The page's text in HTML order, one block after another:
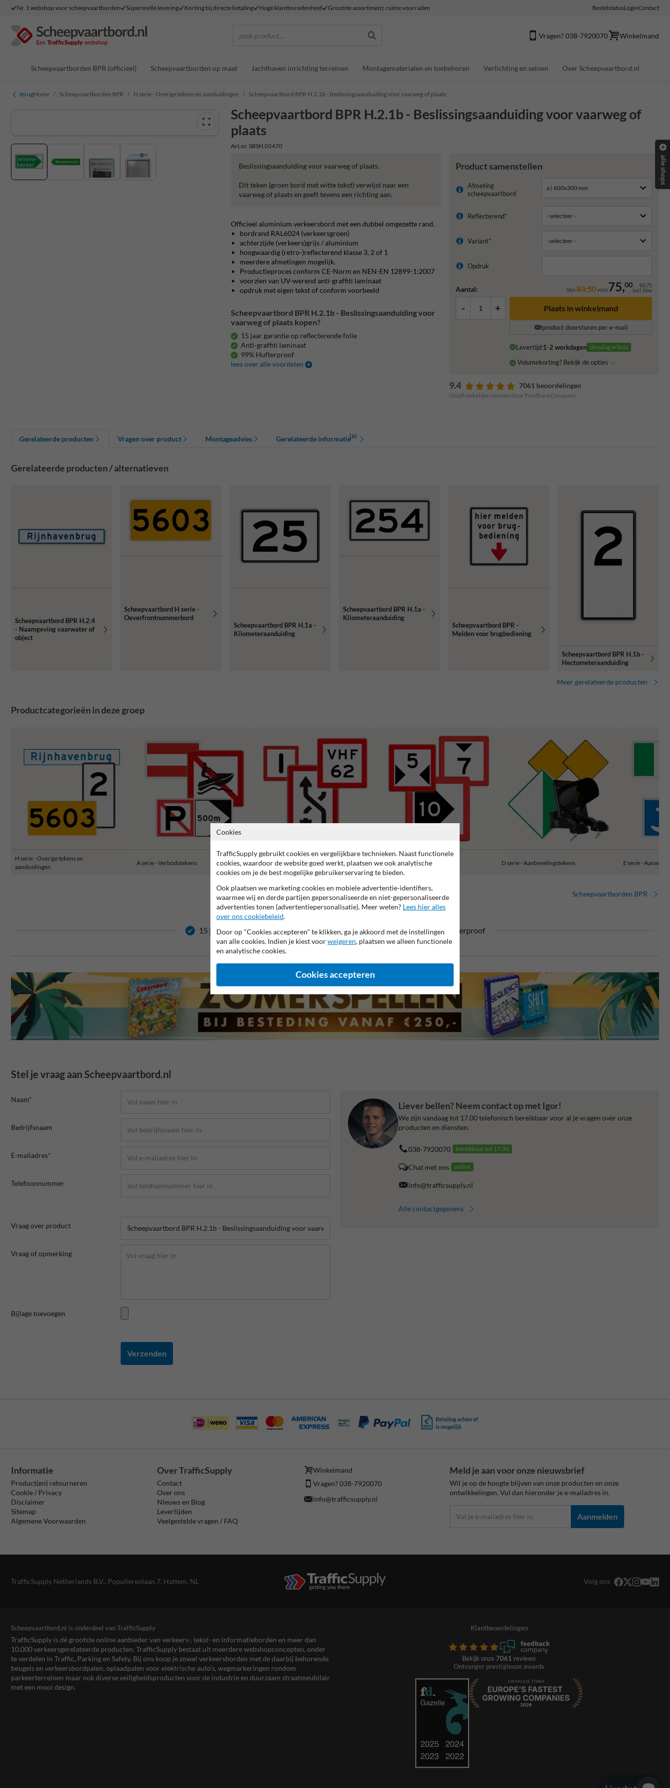
Nr. 1 webshop voor scheepvaartborden Supersnelle levering Korting bij directe betaling Hoge klanttevredenheid Grootste assortiment, ruime voorraden BestelstatusLoginContact
zoek product... Vragen? 038-7920070 Winkelmand
Scheepvaartborden BPR (officieel) Scheepvaartborden op maat Jachthaven inrichting terreinen Montagematerialen en toebehoren Verlichting en seinen Over Scheepvaartbord.nl
terugHome Scheepvaartborden BPR H serie - Overige tekens en aanduidingen Scheepvaartbord BPR H.2.1b - Beslissingsaanduiding voor vaarweg of plaats
Scheepvaartbord BPR H.2.1b - Beslissingsaanduiding voor vaarweg of
plaats
Art.nr. SBSH.02470
Product samenstellen
Afmeting
scheepvaartbord
Reflecterend*
Variant*
Opdruk
Aantal: Van83,50voor75,00 90,75
incl. btw
- + Plaats in winkelmand
product doorsturen per e-mail
Levertijd:1-2 werkdagen dinsdag in huis
Volumekorting? Bekijk de opties
9.4 7061 beoordelingen
Onafhankelijke reviews door FeedbackCompany
Beslissingsaanduiding voor vaarweg of plaats.
Dit teken (groen bord met witte tekst) verwijst naar een
vaarweg of plaats en geeft tevens een richting aan.
Officieel aluminium verkeersbord met een dubbel omgezette rand.
bordrand RAL6024 (verkeersgroen)
achterzijde (verkeers)grijs / aluminium
hoogwaardig (retro-)reflecterend klasse 3, 2 of 1
meerdere afmetingen mogelijk.
Productieproces conform CE-Norm en NEN-EN 12899-1:2007
voorzien van UV-werend anti-graffiti laminaat
opdruk met eigen tekst of conform voorbeeld
Scheepvaartbord BPR H.2.1b - Beslissingsaanduiding voor
vaarweg of plaats kopen?
15 jaar garantie op reflecterende folie
Anti-graffiti laminaat
99% Hufterproof
lees over alle voordelen
Gerelateerde producten Vragen over product Montageadvies Gerelateerde informatie(6)
Gerelateerde producten / alternatieven
Scheepvaartbord BPR H.2.4
- Naamgeving vaarwater of
object
Scheepvaartbord H serie -
Oeverfrontnummerbord
Scheepvaartbord BPR H.1a -
Kilometeraanduiding
Scheepvaartbord BPR H.1a -
Kilometeraanduiding
Scheepvaartbord BPR -
Melden voor brugbediening
Scheepvaartbord BPR H.1b -
Hectometeraanduiding
Meer gerelateerde producten
Productcategorieën in deze groep
H serie - Overige tekens en
aanduidingen
A serie - Verbodstekens B serie - Gebodstekens C serie - Beperkingstekens D serie - Aanbevelingstekens E serie -
Scheepvaartborden BPR
15 jaar garantie op reflecterende folie Anti-graffiti laminaat 99% Hufterproof
Stel je vraag aan Scheepvaartbord.nl
Naam*
Bedrijfsnaam
E-mailadres*
Telefoonnummer
Vraag over product
Vraag of opmerking
Bijlage toevoegen
Verzenden
Liever bellen? Neem contact op met Igor!
We zijn vandaag tot 17.00 telefonisch bereikbaar voor al je vragen over onze
producten en diensten.
038-7920070 bereikbaar tot 17.00
Chat met ons online
info@trafficsupply.nl
Alle contactgegevens
Betaling achteraf
is mogelijk
Informatie
Product(en) retourneren
Cookie / Privacy
Disclaimer
Sitemap
Algemene Voorwaarden
Over TrafficSupply
Contact
Over ons
Nieuws en Blog
Levertijden
Veelgestelde vragen / FAQ
Winkelmand
Vragen? 038-7920070
info@trafficsupply.nl
Meld je aan voor onze nieuwsbrief
Wil je op de hoogte blijven van onze producten en onze
ontwikkelingen. Vul dan hieronder je e-mailadres in.
Aanmelden
TrafficSupply Netherlands B.V., Populierenlaan 7, Hattem, NL Volg ons
Scheepvaartbord.nl is onderdeel van TrafficSupply
TrafficSupply is dé grootste online aanbieder van verkeers-, tekst- en informatieborden en meer dan
10.000 verkeersgerelateerde producten. TrafficSupply bestaat uit meerdere webshopconcepten, onder
te verdelen in Traffic, Parking en Safety. Bij ons koop je zowel verkeersborden met de daarbij behorende
beugels en verkeersbordpalen, oplaadpalen voor elektrische auto’s, wegmarkeringen rondom
parkeerterreinen maar ook diverse veiligheidsproducten voor de industrie en duurzaam straatmeubilair
met een mooi design.
Klantbeoordelingen
Bekijk onze 7061 reviews
Ontvanger prestigieuze awards
alle shops
Cookies
TrafficSupply gebruikt cookies en vergelijkbare technieken. Naast functionele
cookies, waardoor de website goed werkt, plaatsen we ook analytische
cookies om je de best mogelijke gebruikerservaring te bieden.
Ook plaatsen we marketing cookies en mobiele advertentie-identifiers,
waarmee wij en derde partijen gepersonaliseerde en niet-gepersonaliseerde
advertenties tonen (advertentiepersonalisatie). Meer weten? Lees hier alles
over ons cookiebeleid.
Door op "Cookies accepteren" te klikken, ga je akkoord met de instellingen
van alle cookies. Indien je kiest voorweigeren, plaatsen we alleen functionele
en analytische cookies.
Cookies accepteren